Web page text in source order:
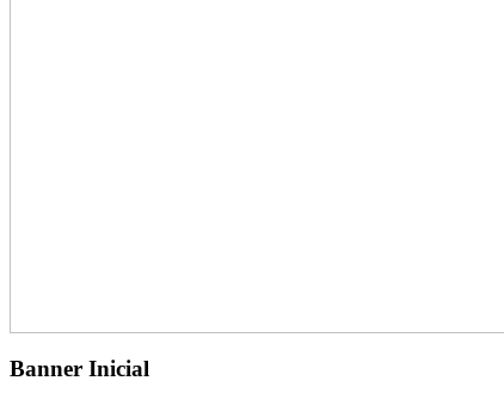
Banner Inicial